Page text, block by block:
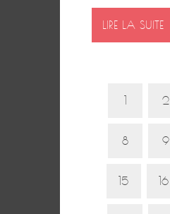
LIRE LA SUITE
2
8 9
15 16